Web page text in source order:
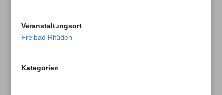
Veranstaltungsort
Freibad Rhüden
Kategorien